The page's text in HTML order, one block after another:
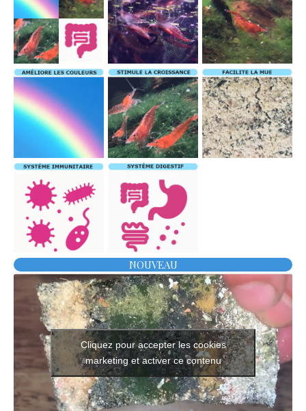
NOUVEAU
Cliquez pour accepter les cookies
marketing et activer ce contenu